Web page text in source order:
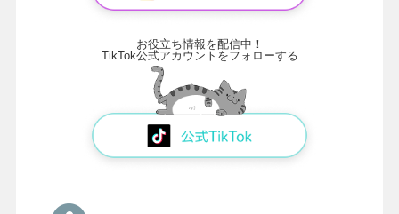
お役立ち情報を配信中！
TikTok公式アカウントをフォローする